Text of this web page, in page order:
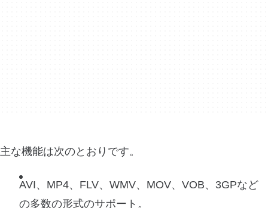
主な機能は次のとおりです。
AVI、MP4、FLV、WMV、MOV、VOB、3GPなど
の多数の形式のサポート。